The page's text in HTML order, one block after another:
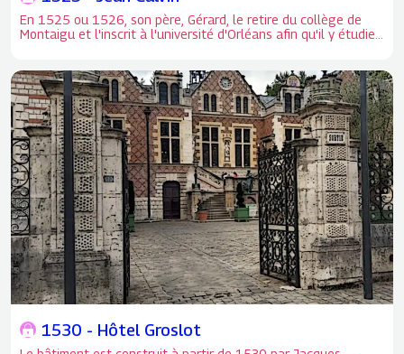
En 1525 ou 1526, son père, Gérard, le retire du collège de
Montaigu et l'inscrit à l'université d'Orléans afin qu'il y étudie
qu'il y étudie le droit.
1530 - Hôtel Groslot